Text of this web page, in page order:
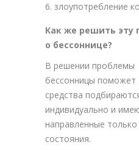
злоупотребление
Как же решить эту
о бессоннице?
В решении проблемы
бессонницы поможет
средства
индивидуально и
направленные
состояния.